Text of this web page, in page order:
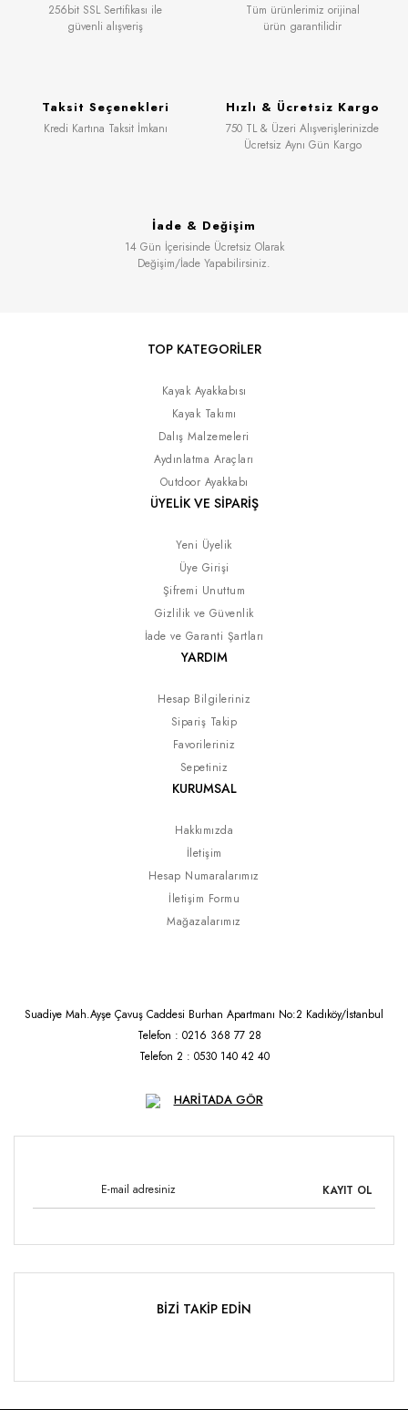
256bit SSL Sertifikası ile
güvenli alışveriş
Tüm ürünlerimiz orijinal
ürün garantilidir
Taksit Seçenekleri
Kredi Kartına Taksit İmkanı
Hızlı & Ücretsiz Kargo
750 TL & Üzeri Alışverişlerinizde
Ücretsiz Aynı Gün Kargo
İade & Değişim
14 Gün İçerisinde Ücretsiz Olarak
Değişim/İade Yapabilirsiniz.
TOP KATEGORİLER
Kayak Ayakkabısı
Kayak Takımı
Dalış Malzemeleri
Aydınlatma Araçları
Outdoor Ayakkabı
ÜYELİK VE SİPARİŞ
Yeni Üyelik
Üye Girişi
Şifremi Unuttum
Gizlilik ve Güvenlik
İade ve Garanti Şartları
YARDIM
Hesap Bilgileriniz
Sipariş Takip
Favorileriniz
Sepetiniz
KURUMSAL
Hakkımızda
İletişim
Hesap Numaralarımız
İletişim Formu
Mağazalarımız
Suadiye Mah.Ayşe Çavuş Caddesi Burhan Apartmanı No:2 Kadıköy/İstanbul
Telefon : 0216 368 77 28
Telefon 2 : 0530 140 42 40
HARİTADA GÖR
KAYIT OL
BİZİ TAKİP EDİN